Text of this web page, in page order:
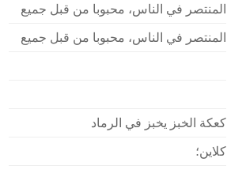
المنتصر في الناس، محبوبا من قبل جميع
المنتصر في الناس، محبوبا من قبل جميع
كعكة الخبز يخبز في الرماد
كلاين؛